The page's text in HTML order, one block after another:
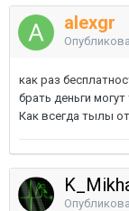
alexgr
как раз
брать деньги
Как всегда тылы